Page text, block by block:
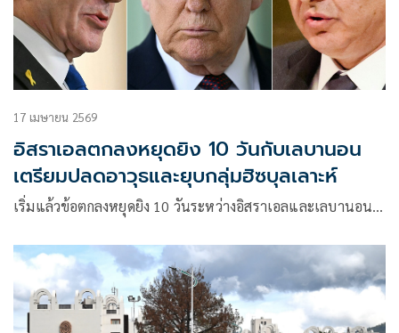
17 เมษายน 2569
อิสราเอลตกลงหยุดยิง 10 วันกับเลบานอน
เตรียมปลดอาวุธและยุบกลุ่มฮิซบุลเลาะห์
เริ่มแล้วข้อตกลงหยุดยิง 10 วันระหว่างอิสราเอลและเลบานอน…